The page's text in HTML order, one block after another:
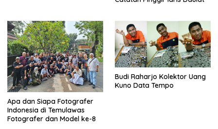
Apa dan Siapa Fotografer
Indonesia di Temulawas
Fotografer dan Model ke-8
Budi Raharjo Kolektor Uang
Kuno Data Tempo